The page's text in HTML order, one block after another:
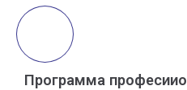
Программа